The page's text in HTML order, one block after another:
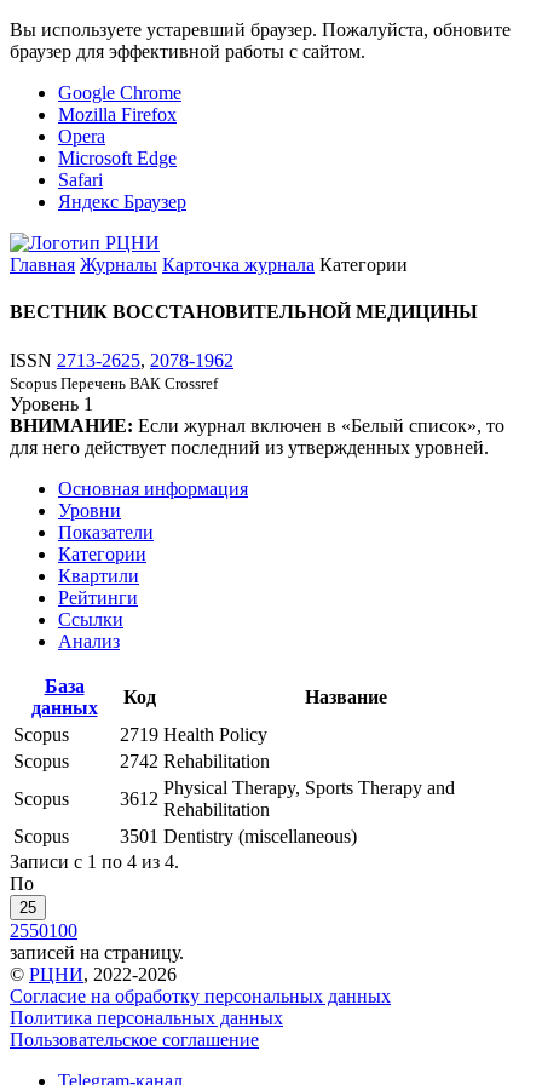
Вы используете устаревший браузер. Пожалуйста, обновите
браузер для эффективной работы с сайтом.
Google Chrome
Mozilla Firefox
Opera
Microsoft Edge
Safari
Яндекс Браузер
Главная Журналы Карточка журнала Категории
ВЕСТНИК ВОССТАНОВИТЕЛЬНОЙ МЕДИЦИНЫ
ISSN 2713-2625, 2078-1962
Scopus Перечень ВАК Crossref
Уровень 1
ВНИМАНИЕ: Если журнал включен в «Белый список», то
для него действует последний из утвержденных уровней.
Основная информация
Уровни
Показатели
Категории
Квартили
Рейтинги
Ссылки
Анализ
База
данных
Код
Название
Scopus
2719 Health Policy
Scopus
2742 Rehabilitation
Scopus
3612
Physical Therapy, Sports Therapy and
Rehabilitation
Scopus
3501 Dentistry (miscellaneous)
Записи с 1 по 4 из 4.
По
25
2550100
записей на страницу.
© РЦНИ, 2022-2026
Согласие на обработку персональных данных
Политика персональных данных
Пользовательское соглашение
Telegram-канал